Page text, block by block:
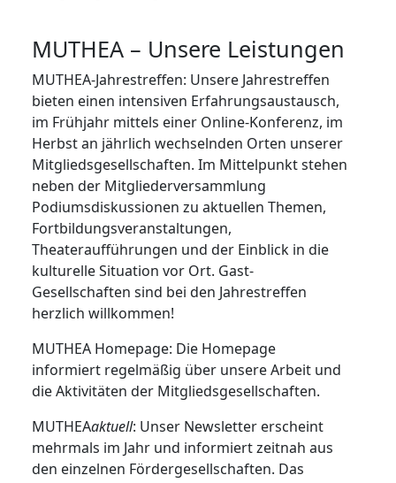
MUTHEA – Unsere Leistungen
MUTHEA-Jahrestreffen: Unsere Jahrestreffen
bieten einen intensiven Erfahrungsaustausch,
im Frühjahr mittels einer Online-Konferenz, im
Herbst an jährlich wechselnden Orten unserer
Mitgliedsgesellschaften. Im Mittelpunkt stehen
neben der Mitgliederversammlung
Podiumsdiskussionen zu aktuellen Themen,
Fortbildungsveranstaltungen,
Theateraufführungen und der Einblick in die
kulturelle Situation vor Ort. Gast-
Gesellschaften sind bei den Jahrestreffen
herzlich willkommen!
MUTHEA Homepage: Die Homepage
informiert regelmäßig über unsere Arbeit und
die Aktivitäten der Mitgliedsgesellschaften.
MUTHEAaktuell: Unser Newsletter erscheint
mehrmals im Jahr und informiert zeitnah aus
den einzelnen Fördergesellschaften. Das